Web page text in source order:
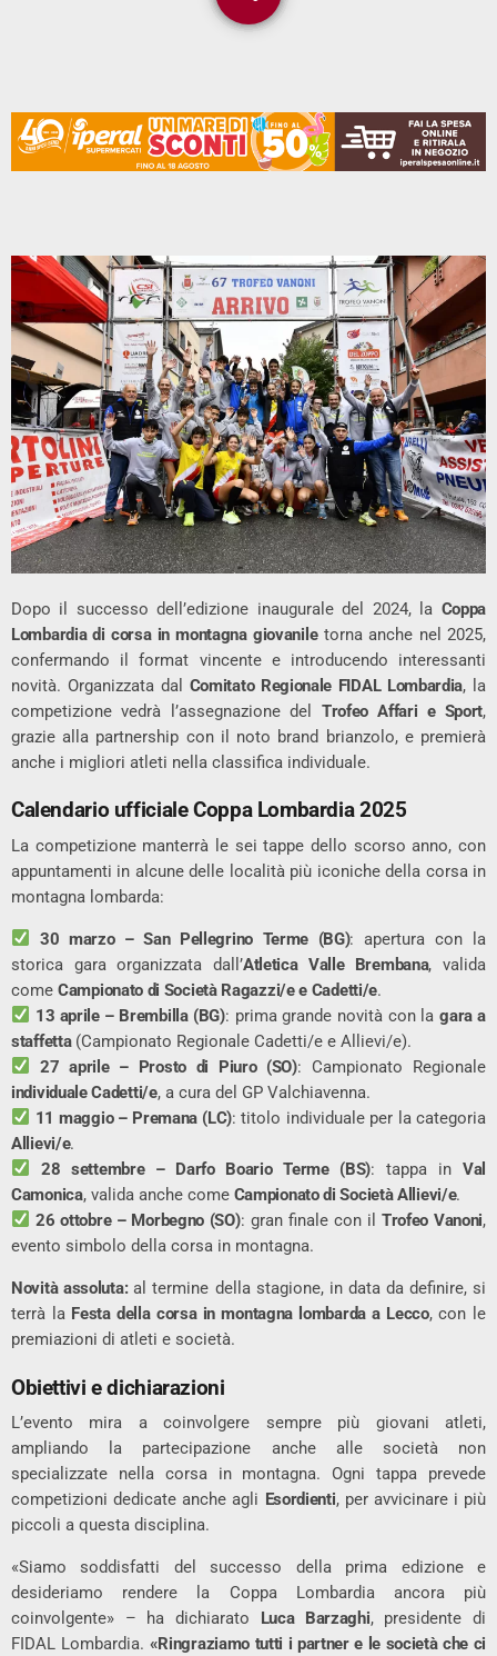
Dopo il successo dell’edizione inaugurale del 2024, la Coppa
Lombardia di corsa in montagna giovaniletorna anche nel 2025,
confermando il format vincente e introducendo interessanti
novità. Organizzata dal Comitato Regionale FIDAL Lombardia, la
competizione vedrà l’assegnazione del Trofeo Affari e Sport,
grazie alla partnership con il noto brand brianzolo, e premierà
anche i migliori atleti nella classifica individuale.
Calendario ufficiale Coppa Lombardia 2025
La competizione manterrà le sei tappe dello scorso anno, con
appuntamenti in alcune delle località più iconiche della corsa in
montagna lombarda:
30 marzo – San Pellegrino Terme (BG): apertura con la
storica gara organizzata dall’Atletica Valle Brembana, valida
come Campionato di Società Ragazzi/e e Cadetti/e.
13 aprile – Brembilla (BG): prima grande novità con lagara a
staffetta(Campionato Regionale Cadetti/e e Allievi/e).
27 aprile – Prosto di Piuro (SO): Campionato Regionale
individuale Cadetti/e, a cura del GP Valchiavenna.
11 maggio – Premana (LC): titolo individuale per la categoria
Allievi/e.
28 settembre – Darfo Boario Terme (BS): tappa in Val
Camonica, valida anche come Campionato di Società Allievi/e.
26 ottobre – Morbegno (SO): gran finale con il Trofeo Vanoni,
evento simbolo della corsa in montagna.
Novità assoluta:al termine della stagione, in data da definire, si
terrà la Festa della corsa in montagna lombarda a Lecco, con le
premiazioni di atleti e società.
Obiettivi e dichiarazioni
L’evento mira a coinvolgere sempre più giovani atleti,
ampliando la partecipazione anche alle società non
specializzate nella corsa in montagna. Ogni tappa prevede
competizioni dedicate anche agli Esordienti, per avvicinare i più
piccoli a questa disciplina.
«Siamo soddisfatti del successo della prima edizione e
desideriamo rendere la Coppa Lombardia ancora più
coinvolgente» – ha dichiarato
Luca Barzaghi, presidente di
FIDAL Lombardia. «Ringraziamo tutti i partner e le società che ci